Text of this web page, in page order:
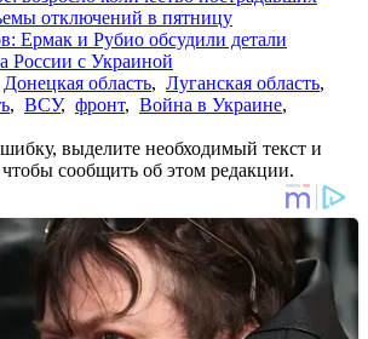
отключений в пятницу
Ермак и Рубио обсудили детали
России с Украиной
Донецкая область, Луганская область,
, ВСУ, фронт, Война в Украине,
выделите необходимый текст и
сообщить об этом редакции.